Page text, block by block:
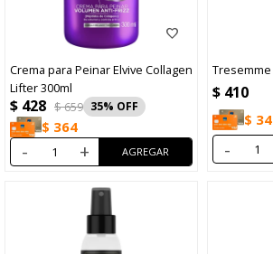
Crema para Peinar Elvive Collagen
Lifter 300ml
$ 428 $659 35
$ 364
- +
$ 410
$
-